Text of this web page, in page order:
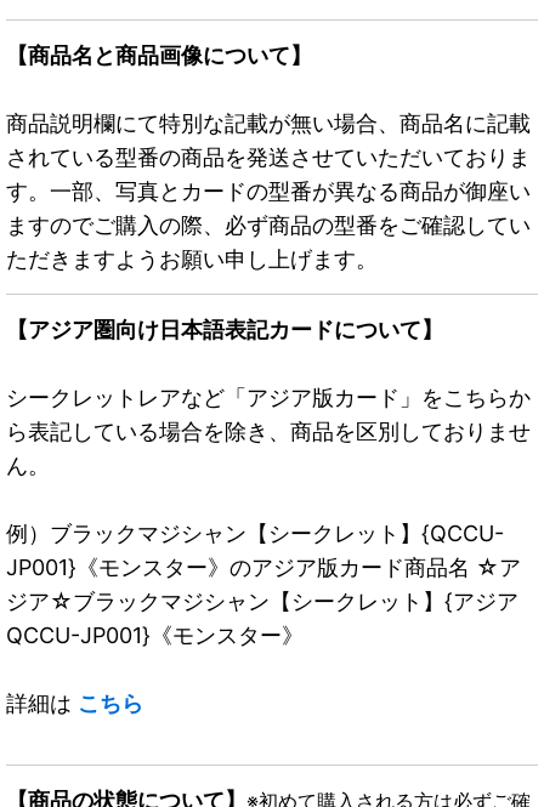
【商品名と商品画像について】
商品説明欄にて特別な記載が無い場合、商品名に記載
されている型番の商品を発送させていただいておりま
す。一部、写真とカードの型番が異なる商品が御座い
ますのでご購入の際、必ず商品の型番をご確認してい
ただきますようお願い申し上げます。
【アジア圏向け日本語表記カードについて】
シークレットレアなど「アジア版カード」をこちらか
ら表記している場合を除き、商品を区別しておりませ
ん。
例）ブラックマジシャン【シークレット】{QCCU-
JP001}《モンスター》のアジア版カード商品名 ☆ア
ジア☆ブラックマジシャン【シークレット】{アジア
QCCU-JP001}《モンスター》
詳細は こちら
【商品の状態について】 ※初めて購入される方は必ずご確